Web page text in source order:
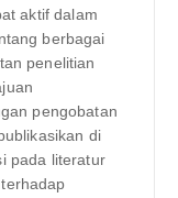
aktif dalam
berbagai
penelitian
pengobatan
di
pada literatur